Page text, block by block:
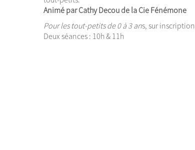
Animé par Cathy Decou de la Cie Fénémone
Pour les tout-petits de 0 à 3 ans, sur inscription
Deux séances : 10h & 11h